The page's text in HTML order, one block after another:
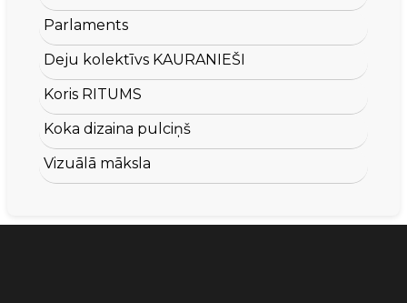
Parlaments
Deju kolektīvs KAURANIEŠI
Koris RITUMS
Koka dizaina pulciņš
Vizuālā māksla